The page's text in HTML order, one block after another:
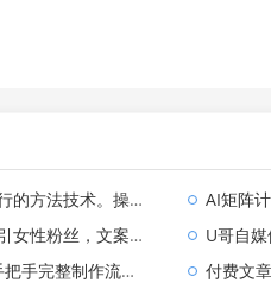
作一个月，整年不用愁!
AI矩阵计划！
式搞定，多种变现方式都可做
U哥自媒
14天SD 2.0/2.5无限生成
付费文